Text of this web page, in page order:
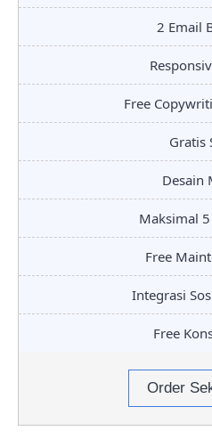
2 Email
Free
Gratis
Desain
Maksimal
Free
Integrasi
Free
Order